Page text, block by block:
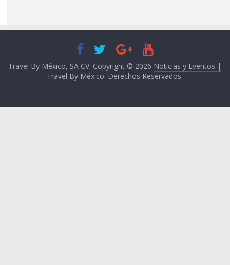
Travel By México, SA CV. Copyright © 2026 Noticias y Eventos |
Travel By México. Derechos Reservados.